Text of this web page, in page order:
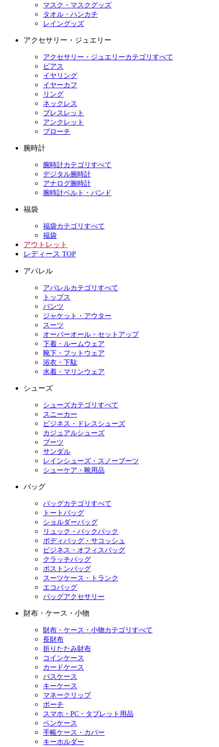
マスク・マスクグッズ
タオル・ハンカチ
レイングッズ
アクセサリー・ジュエリー
アクセサリー・ジュエリーカテゴリすべて
ピアス
イヤリング
イヤーカフ
リング
ネックレス
ブレスレット
アンクレット
ブローチ
腕時計
腕時計カテゴリすべて
デジタル腕時計
アナログ腕時計
腕時計ベルト・バンド
福袋
福袋カテゴリすべて
福袋
アウトレット
レディース TOP
アパレル
アパレルカテゴリすべて
トップス
パンツ
ジャケット・アウター
スーツ
オーバーオール・セットアップ
下着・ルームウェア
靴下・フットウェア
浴衣・下駄
水着・マリンウェア
シューズ
シューズカテゴリすべて
スニーカー
ビジネス・ドレスシューズ
カジュアルシューズ
ブーツ
サンダル
レインシューズ・スノーブーツ
シューケア・靴用品
バッグ
バッグカテゴリすべて
トートバッグ
ショルダーバッグ
リュック・バックパック
ボディバッグ・サコッシュ
ビジネス・オフィスバッグ
クラッチバッグ
ボストンバッグ
スーツケース・トランク
エコバッグ
バッグアクセサリー
財布・ケース・小物
財布・ケース・小物カテゴリすべて
長財布
折りたたみ財布
コインケース
カードケース
パスケース
キーケース
マネークリップ
ポーチ
スマホ・PC・タブレット用品
ペンケース
手帳ケース・カバー
キーホルダー